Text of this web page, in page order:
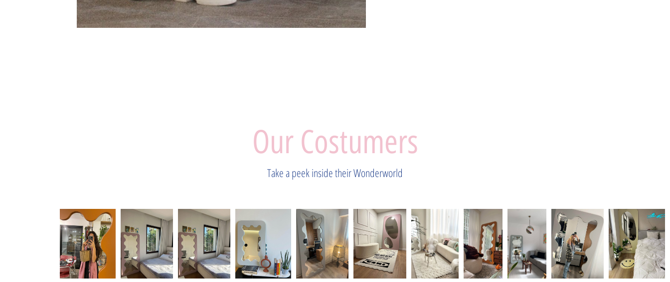
Our Costumers
Take a peek inside their Wonderworld